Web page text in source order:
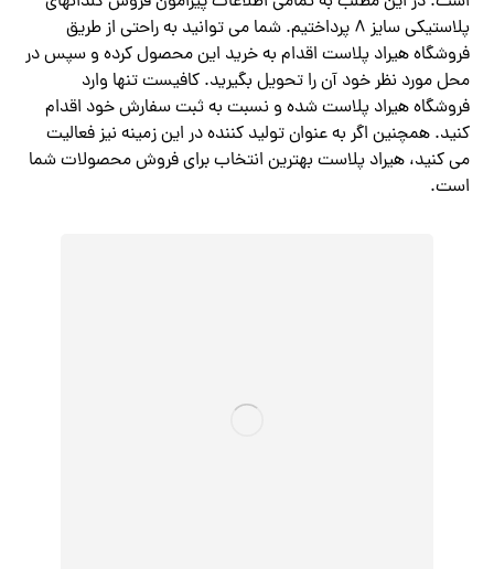
پلاستیکی سایز 8 پرداختیم. شما می توانید به راحتی از طریق
فروشگاه هیراد پلاست اقدام به خرید این محصول کرده و سپس در
محل مورد نظر خود آن را تحویل بگیرید. کافیست تنها وارد
فروشگاه هیراد پلاست شده و نسبت به ثبت سفارش خود اقدام
کنید. همچنین اگر به عنوان تولید کننده در این زمینه نیز فعالیت
می کنید، هیراد پلاست بهترین انتخاب برای فروش محصولات شما
است.